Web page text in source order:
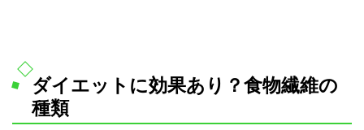
ダイエットに効果あり？食物繊維の
種類